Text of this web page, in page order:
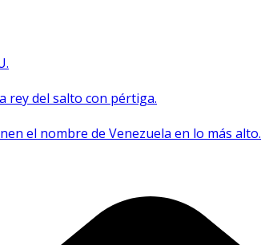
rey del salto con pértiga.
el nombre de Venezuela en lo más alto.